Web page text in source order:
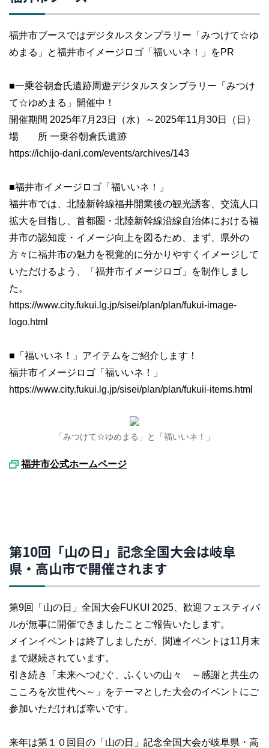
福井市ブースではデジタルスタンプラリー「みつけて☆ゆ
めまる」と福井市イメージロゴ「福いいネ！」をPR
■一乗谷朝倉氏遺跡周遊デジタルスタンプラリー「みつけ
て☆ゆめまる」開催中！
開催期間 2025年7月23日（水）～2025年11月30日（日）
場 所 一乗谷朝倉氏遺跡
https://ichijo-dani.com/events/archives/143
■福井市イメージロゴ「福いいネ！」
福井市では、北陸新幹線福井開業後の観光誘客、交流人口
拡大を目指し、首都圏・北陸新幹線沿線自治体における福
井市の認知度・イメージ向上を図るため、まず、県外の
方々に福井市の魅力を視覚的に分かりやすくイメージして
いただけるよう、「福井市イメージロゴ」を制作しまし
た。
https://www.city.fukui.lg.jp/sisei/plan/plan/fukui-image-
logo.html
■「福いいネ！」アイテムをご紹介します！
福井市イメージロゴ「福いいネ！」
https://www.city.fukui.lg.jp/sisei/plan/plan/fukuii-items.html
「みつけて☆ゆめまる」と「福いいネ！」
福井市公式ホームページ
第10回「山の日」記念全国大会は岐阜
県・高山市で開催されます
第9回「山の日」全国大会FUKUI 2025、歓迎フェスティバ
ルが無事に開催できましたことご報告いたします。
メインイベントは終了しましたが、関連イベントは11月末
まで継続されています。
引き続き「未来へつむぐ、ふくいの山々 ～感謝と共生の
こころを次世代へ～」をテーマとした大会のイベントにご
参加いただければ幸いです。
来年は第１０回目の「山の日」記念全国大会が岐阜県・高